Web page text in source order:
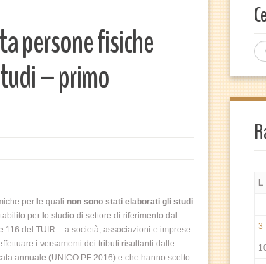
persone fisiche
– primo
per le quali non sono stati elaborati gli studi
per lo studio di settore di riferimento dal
del TUIR – a società, associazioni e imprese
i versamenti dei tributi risultanti dalle
annuale (UNICO PF 2016) e che hanno scelto
L
3